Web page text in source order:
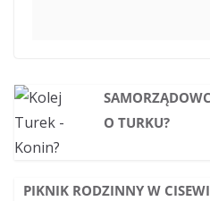
O TURKU?
PIKNIK RODZINNY W